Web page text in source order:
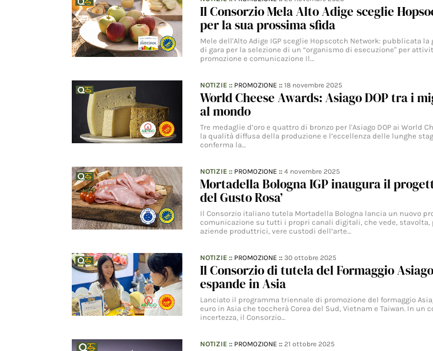
Il Consorzio Mela Alto Adige sceglie
per la sua prossima sfida
Mele dell'Alto Adige IGP sceglie Hopscotch Network: pubblicata
di gara per la selezione di un “organismo di esecuzione" per
promozione e comunicazione Il…
NOTIZIE :: PROMOZIONE ::18 novembre 2025
World Cheese Awards: Asiago DOP tra i
al mondo
Tre medaglie d’oro e quattro di bronzo per l'Asiago DOP ai World
la qualità diffusa della produzione e l’eccellenza delle lunghe
conferma la…
NOTIZIE :: PROMOZIONE ::4 novembre 2025
Mortadella Bologna IGP inaugura il
del Gusto Rosa’
Il Consorzio italiano tutela Mortadella Bologna lancia un nuovo
comunicazione su tutti i propri canali digitali, che vede, stavolta,
aziende produttrici, vere custodi dell’arte…
NOTIZIE :: PROMOZIONE ::30 ottobre 2025
Il Consorzio di tutela del Formaggio
espande in Asia
Lanciato il programma triennale di promozione del formaggio
euro in Asia che toccherà Corea del Sud, Vietnam e Taiwan. In un
incertezza, il Consorzio…
NOTIZIE :: PROMOZIONE ::21 ottobre 2025